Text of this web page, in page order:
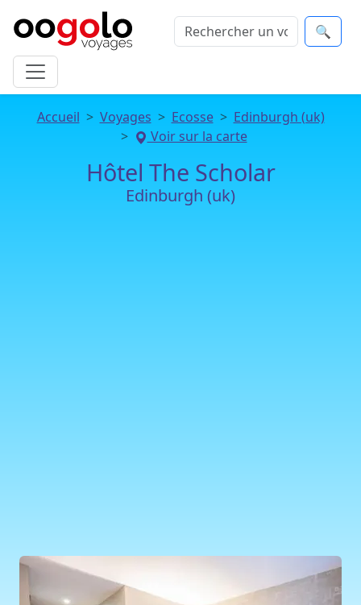
🔍
Accueil Voyages Ecosse
Edinburgh (uk)
Voir sur la carte
Hôtel The Scholar
Edinburgh (uk)